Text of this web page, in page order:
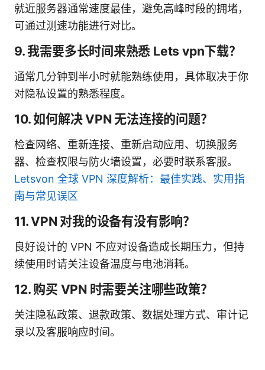
就近服务器通常速度最佳，避免高峰时段的拥堵，
可通过测速功能进行对比。
9. 我需要多长时间来熟悉 Lets vpn下载？
通常几分钟到半小时就能熟练使用，具体取决于你
对隐私设置的熟悉程度。
10. 如何解决 VPN 无法连接的问题？
检查网络、重新连接、重新启动应用、切换服务
器、检查权限与防火墙设置，必要时联系客服。
Letsvon 全球 VPN 深度解析：最佳实践、实用指
南与常见误区
11. VPN 对我的设备有没有影响？
良好设计的 VPN 不应对设备造成长期压力，但持
续使用时请关注设备温度与电池消耗。
12. 购买 VPN 时需要关注哪些政策？
关注隐私政策、退款政策、数据处理方式、审计记
录以及客服响应时间。